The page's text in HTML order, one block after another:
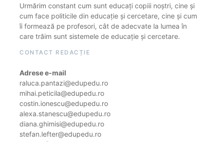
Urmărim constant cum sunt educați copiii noștri, cine și
cum face politicile din educație și cercetare, cine și cum
îi formează pe profesori, cât de adecvate la lumea în
care trăim sunt sistemele de educație și cercetare.
CONTACT REDACȚIE
Adrese e-mail
raluca.pantazi@edupedu.ro
mihai.peticila@edupedu.ro
costin.ionescu@edupedu.ro
alexa.stanescu@edupedu.ro
diana.ghimisi@edupedu.ro
stefan.lefter@edupedu.ro